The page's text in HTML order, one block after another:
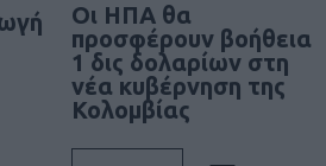
Οι ΗΠΑ θα
προσφέρουν βοήθεια
1 δις δολαρίων στη
νέα κυβέρνηση της
Κολομβίας